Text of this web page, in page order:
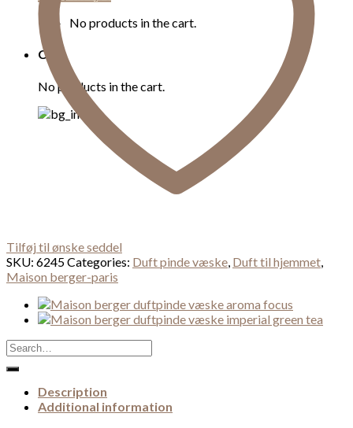
No products in the cart.
Cart
No products in the cart.
Tilføj til ønske seddel
SKU: 6245Categories: Duft pinde væske, Duft til hjemmet,
Maison berger-paris
Search
for:
Description
Additional information